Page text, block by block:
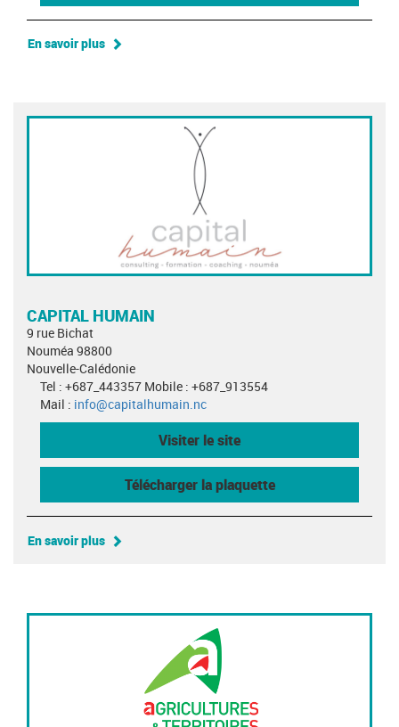
En savoir plus
CAPITAL HUMAIN
9 rue Bichat
Nouméa 98800
Nouvelle-Calédonie
Tel : +687_443357 Mobile : +687_913554
Mail : info@capitalhumain.nc
Visiter le site
Télécharger la plaquette
En savoir plus